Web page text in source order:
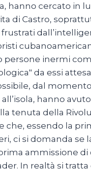
hanno cercato in
di Castro,
frustrati
persone inermi
da essi
dal
hanno
tenuta della
che, essendo la
ci si domanda se
ammissione
In realtà si